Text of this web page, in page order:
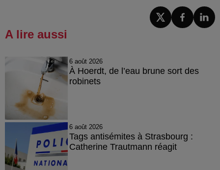
A lire aussi
6 août 2026
À Hoerdt, de l’eau brune sort des
robinets
6 août 2026
Tags antisémites à Strasbourg :
Catherine Trautmann réagit